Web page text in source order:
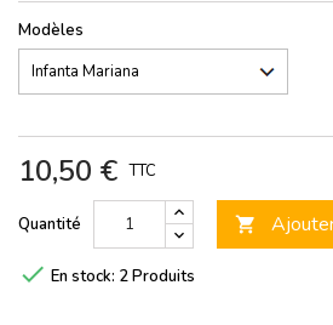
Modèles
10,50 € TTC
Quantité 
 En stock: 2 Produits